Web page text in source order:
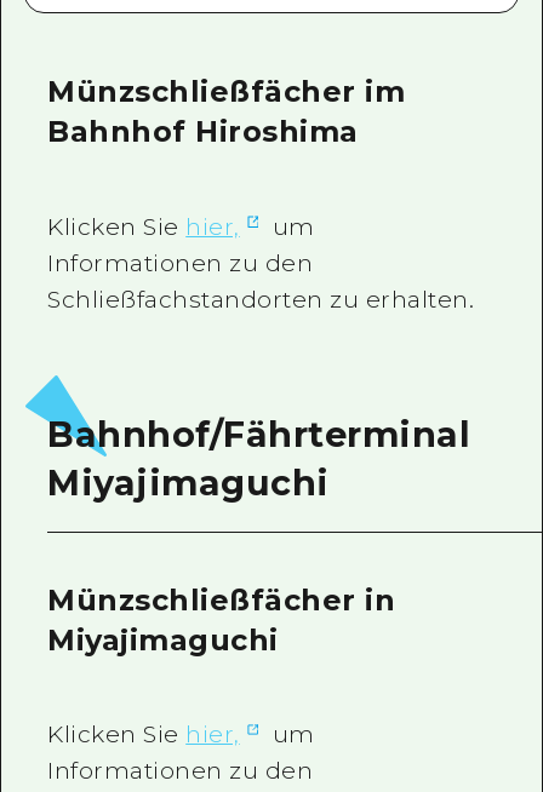
Münzschließfächer im
Bahnhof Hiroshima
Klicken Sie hier,
um
Informationen zu den
Schließfachstandorten zu erhalten.
Bahnhof/Fährterminal
Miyajimaguchi
Münzschließfächer in
Miyajimaguchi
Klicken Sie hier,
um
Informationen zu den